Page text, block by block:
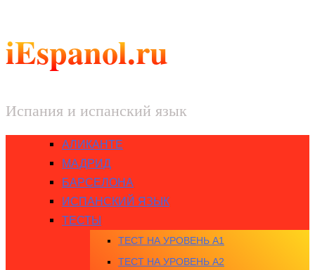
iEspanol.ru
Испания и испанский язык
АЛИКАНТЕ
МАДРИД
БАРСЕЛОНА
ИСПАНСКИЙ ЯЗЫК
ТЕСТЫ
ТЕСТ НА УРОВЕНЬ A1
ТЕСТ НА УРОВЕНЬ A2